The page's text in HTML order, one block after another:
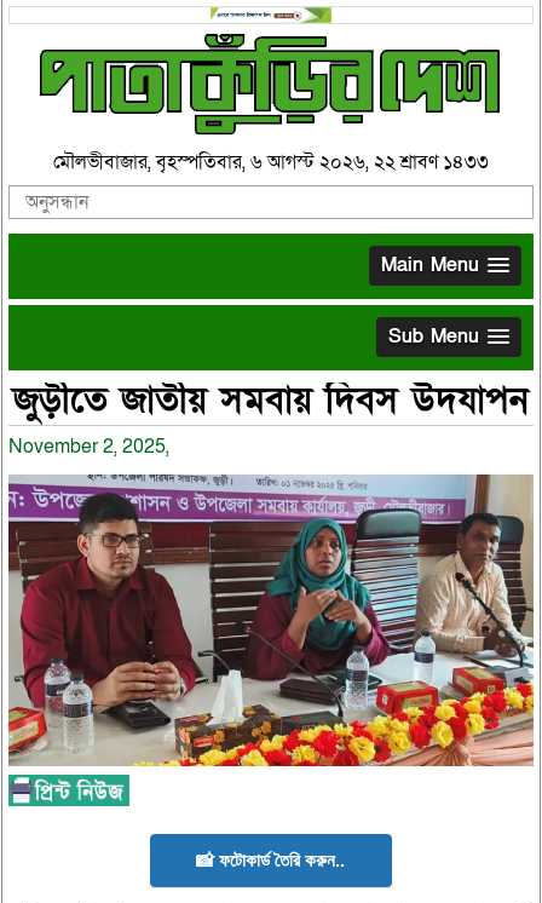
মৌলভীবাজার, বৃহস্পতিবার, ৬ আগস্ট ২০২৬, ২২ শ্রাবণ ১৪৩৩
Main Menu
Sub Menu
জুড়ীতে জাতীয় সমবায় দিবস উদযাপন
November 2, 2025,
📸 ফটোকার্ড তৈরি করুন..